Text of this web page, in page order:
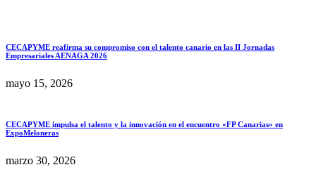
CECAPYME reafirma su compromiso con el talento canario en las II Jornadas
Empresariales AENAGA 2026
mayo 15, 2026
CECAPYME impulsa el talento y la innovación en el encuentro «FP Canarias» en
ExpoMeloneras
marzo 30, 2026